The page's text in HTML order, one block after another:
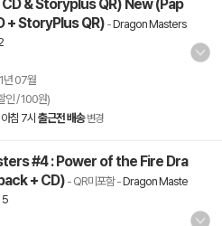
& Storyplus QR) New (Pap
+ StoryPlus QR) -Dragon Masters
년 07월
인 / 100원)
침 7시 출근전 배송 변경
#4 : Power of the Fire Dra
+ CD)- QR미포함-Dragon Maste
5